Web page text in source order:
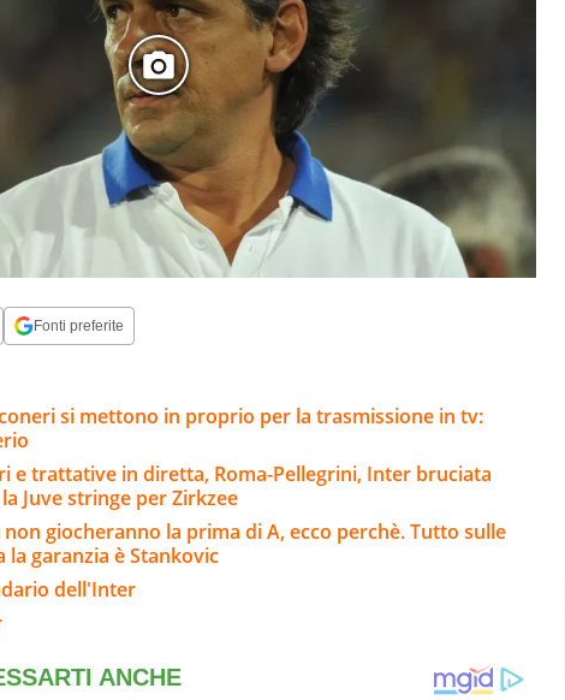
Fonti preferite
si mettono in proprio per la trasmissione in tv:
e trattative in diretta, Roma-Pellegrini, Inter bruciata
Juve stringe per Zirkzee
giocheranno la prima di A, ecco perchè. Tutto sulle
la garanzia è Stankovic
dell'Inter